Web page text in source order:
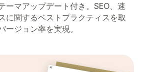
ーマアップデート付き。SEO、速
に関するベストプラクティスを取
ージョン率を実現。